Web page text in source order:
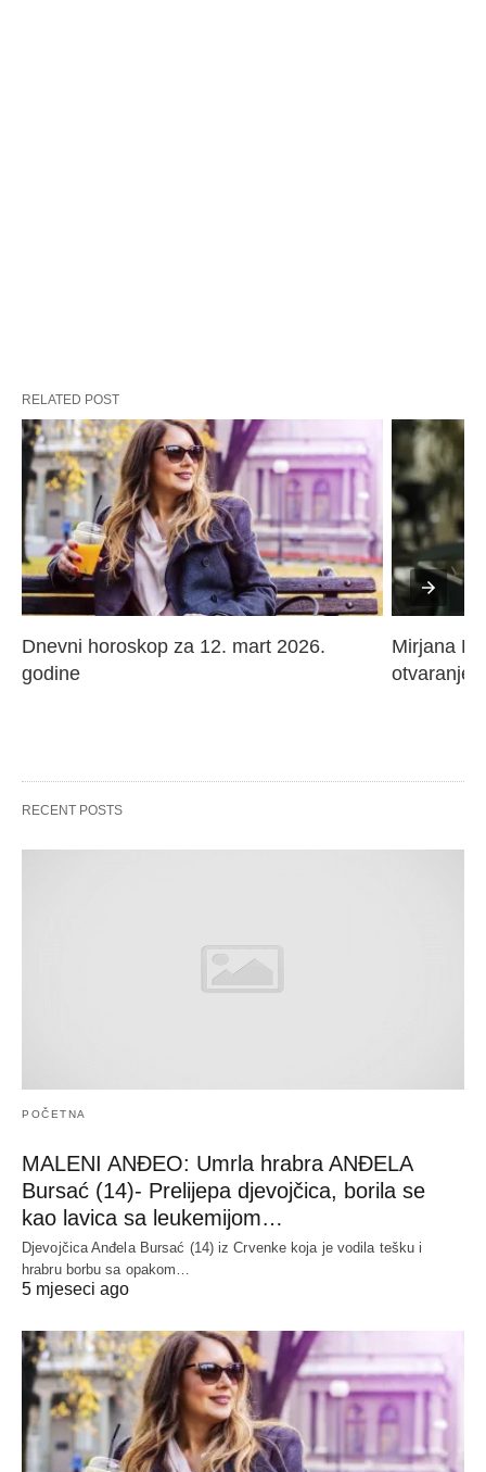
RELATED POST
Dnevni horoskop za 12. mart 2026.
godine
Mirjana
otvaranje
RECENT POSTS
POČETNA
MALENI ANĐEO: Umrla hrabra ANĐELA
Bursać (14)- Prelijepa djevojčica, borila se
kao lavica sa leukemijom…
Djevojčica Anđela Bursać (14) iz Crvenke koja je vodila tešku i
hrabru borbu sa opakom…
5 mjeseci ago